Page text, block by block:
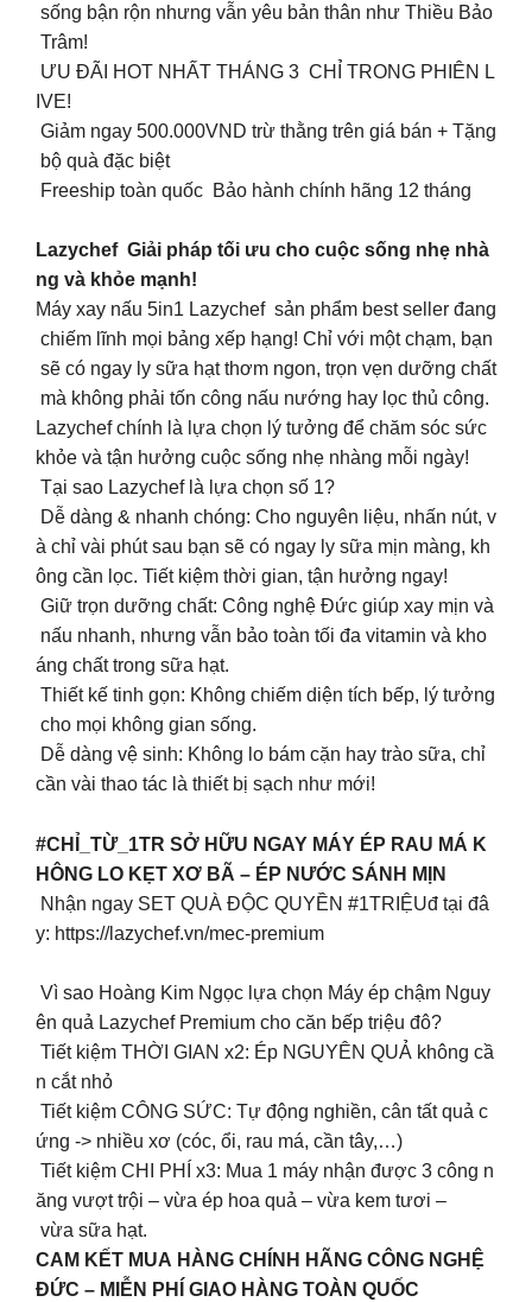
sống bận rộn nhưng vẫn yêu bản thân như Thiều Bảo
Trâm!
ƯU ĐÃI HOT NHẤT THÁNG 3 CHỈ TRONG PHIÊN L
IVE!
Giảm ngay 500.000VND trừ thằng trên giá bán + Tặng
bộ quà đặc biệt
Freeship toàn quốc Bảo hành chính hãng 12 tháng
Lazychef Giải pháp tối ưu cho cuộc sống nhẹ nhà
ng và khỏe mạnh!
Máy xay nấu 5in1 Lazychef sản phẩm best seller đang
chiếm lĩnh mọi bảng xếp hạng! Chỉ với một chạm, bạn
sẽ có ngay ly sữa hạt thơm ngon, trọn vẹn dưỡng chất
mà không phải tốn công nấu nướng hay lọc thủ công.
Lazychef chính là lựa chọn lý tưởng để chăm sóc sức
khỏe và tận hưởng cuộc sống nhẹ nhàng mỗi ngày!
Tại sao Lazychef là lựa chọn số 1?
Dễ dàng & nhanh chóng: Cho nguyên liệu, nhấn nút, v
à chỉ vài phút sau bạn sẽ có ngay ly sữa mịn màng, kh
ông cần lọc. Tiết kiệm thời gian, tận hưởng ngay!
Giữ trọn dưỡng chất: Công nghệ Đức giúp xay mịn và
nấu nhanh, nhưng vẫn bảo toàn tối đa vitamin và kho
áng chất trong sữa hạt.
Thiết kế tinh gọn: Không chiếm diện tích bếp, lý tưởng
cho mọi không gian sống.
Dễ dàng vệ sinh: Không lo bám cặn hay trào sữa, chỉ
cần vài thao tác là thiết bị sạch như mới!
#CHỈ_TỪ_1TR SỞ HỮU NGAY MÁY ÉP RAU MÁ K
HÔNG LO KẸT XƠ BÃ – ÉP NƯỚC SÁNH MỊN
Nhận ngay SET QUÀ ĐỘC QUYỀN #1TRIỆUđ tại đâ
y: https://lazychef.vn/mec-premium
Vì sao Hoàng Kim Ngọc lựa chọn Máy ép chậm Nguy
ên quả Lazychef Premium cho căn bếp triệu đô?
Tiết kiệm THỜI GIAN x2: Ép NGUYÊN QUẢ không cầ
n cắt nhỏ
Tiết kiệm CÔNG SỨC: Tự động nghiền, cân tất quả c
ứng -> nhiều xơ (cóc, ổi, rau má, cần tây,…)
Tiết kiệm CHI PHÍ x3: Mua 1 máy nhận được 3 công n
ăng vượt trội – vừa ép hoa quả – vừa kem tươi –
vừa sữa hạt.
CAM KẾT MUA HÀNG CHÍNH HÃNG CÔNG NGHỆ
ĐỨC – MIỄN PHÍ GIAO HÀNG TOÀN QUỐC